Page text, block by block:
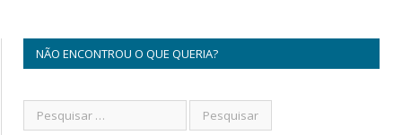
NÃO ENCONTROU O QUE QUERIA?